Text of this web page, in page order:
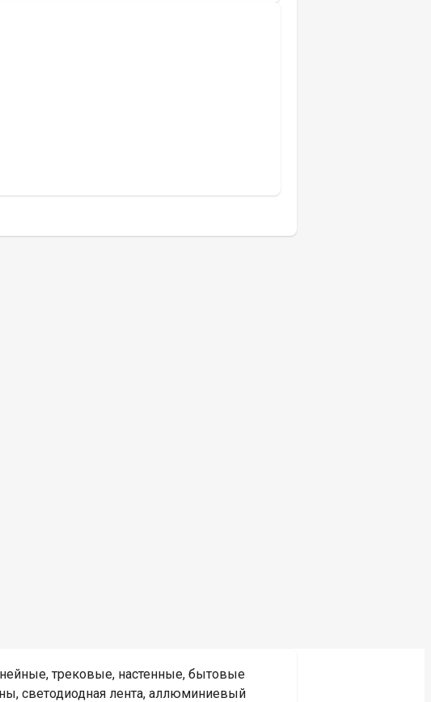
трековые, настенные, бытовые
светодиодная лента, аллюминиевый